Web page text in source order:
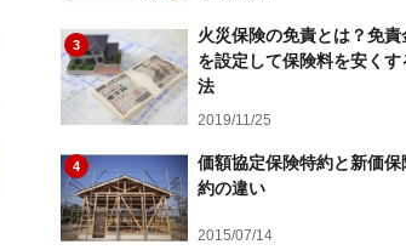
3
火災保険の免責とは？免責
を設定して保険料を安くす
法
2019/11/25
4
価額協定保険特約と新価保
約の違い
2015/07/14